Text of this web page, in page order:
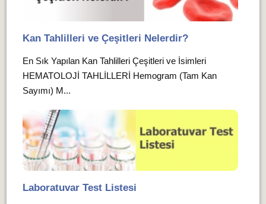
Kan Tahlilleri ve Çeşitleri Nelerdir?
En Sık Yapılan Kan Tahlilleri Çeşitleri ve İsimleri
HEMATOLOJİ TAHLİLLERİ Hemogram (Tam Kan
Sayımı) M...
Laboratuvar Test Listesi